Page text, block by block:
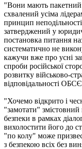
"Вони мають пакетний
схвалений усіма
принцип
затверджений у
постановка питання
систематично не
кажучи вже про усні
спроби російської
розвитку військово-
відповідальності
"Хочемо відкрито і
"замотати"
безпеки в рамках
вихолостити його до
"по колу" може
з безпекою всіх без